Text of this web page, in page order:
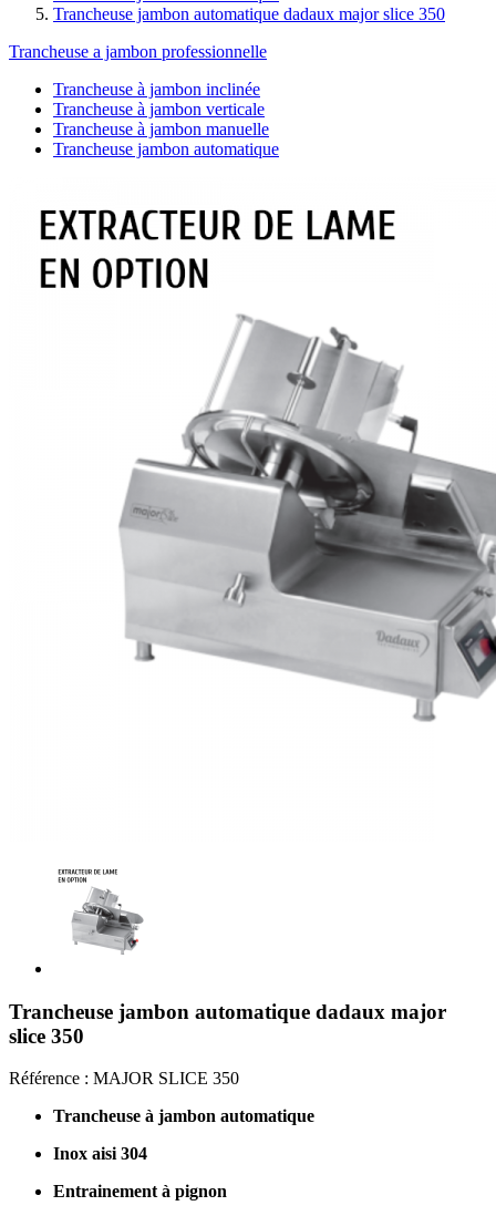
Trancheuse jambon automatique dadaux major slice 350
Trancheuse a jambon professionnelle
Trancheuse à jambon inclinée
Trancheuse à jambon verticale
Trancheuse à jambon manuelle
Trancheuse jambon automatique
Trancheuse jambon automatique dadaux major
slice 350
Référence : MAJOR SLICE 350
Trancheuse à jambon automatique
Inox aisi 304
Entrainement à pignon